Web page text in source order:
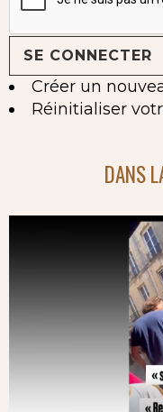
Créer un
Réinitialiser
DANS